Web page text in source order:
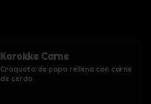
Korokke Carne
Croqueta de papa rellena con carne
de cerdo